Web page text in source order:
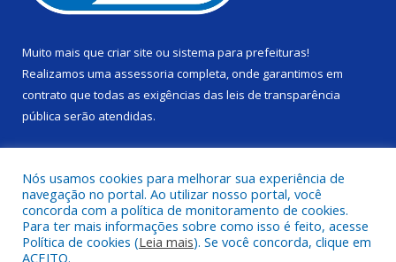
Muito mais que criar site ou sistema para prefeituras!
Realizamos uma assessoria completa, onde garantimos em
contrato que todas as exigências das leis de transparência
pública serão atendidas.
Todos os direitos reservados a Câmara Municipal de Alenquer.
Nós usamos cookies para melhorar sua experiência de
navegação no portal. Ao utilizar nosso portal, você
concorda com a política de monitoramento de cookies.
Para ter mais informações sobre como isso é feito, acesse
Política de cookies (Leia mais). Se você concorda, clique em
ACEITO.